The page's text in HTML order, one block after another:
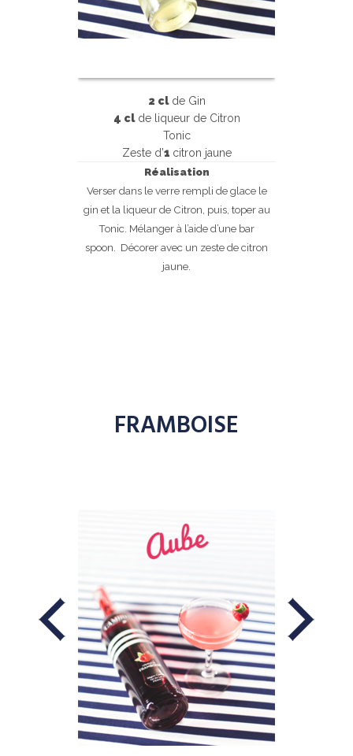
2 clde Gin
4 clde liqueur de Citron
Tonic
Zeste d’1 citron jaune
Réalisation
Verser dans le verre rempli de glace le
gin et la liqueur de Citron, puis, toper au
Tonic. Mélanger à l’aide d’une bar
spoon. Décorer avec un zeste de citron
jaune.
FRAMBOISE